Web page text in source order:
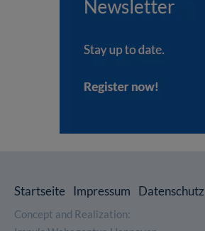
Startseite Impressum Datenschutz
Concept and Realization: